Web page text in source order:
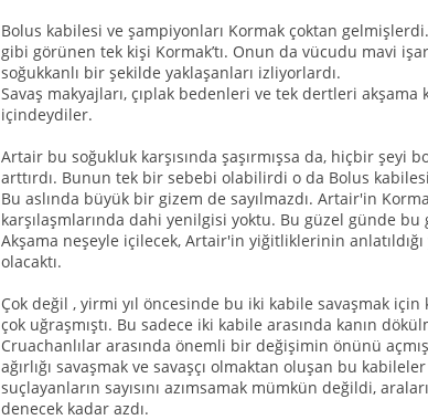
Bolus kabilesi ve şampiyonları Kormak çoktan
gibi görünen tek kişi Kormak’tı. Onun da vücudu mavi
soğukkanlı bir şekilde yaklaşanları izliyorlardı.
Savaş makyajları, çıplak bedenleri ve tek dertleri akşama
içindeydiler.
Artair bu soğukluk karşısında şaşırmışsa da, hiçbir şeyi
arttırdı. Bunun tek bir sebebi olabilirdi o da Bolus
Bu aslında büyük bir gizem de sayılmazdı. Artair'in
karşılaşmlarında dahi yenilgisi yoktu. Bu güzel günde
Akşama neşeyle içilecek, Artair'in yiğitliklerinin
olacaktı.
Çok değil , yirmi yıl öncesinde bu iki kabile savaşmak için
çok uğraşmıştı. Bu sadece iki kabile arasında kanın
Cruachanlılar arasında önemli bir değişimin önünü
ağırlığı savaşmak ve savaşçı olmaktan oluşan bu
suçlayanların sayısını azımsamak mümkün değildi,
denecek kadar azdı.